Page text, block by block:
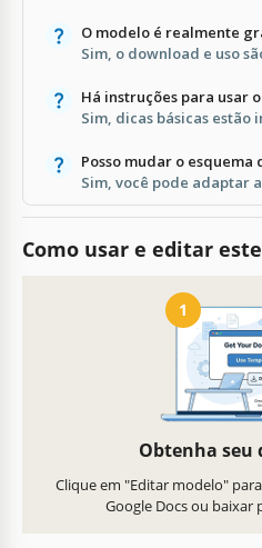
O modelo é realmente
Sim, o download e uso
Há instruções para usar
Sim, dicas básicas estão
Posso mudar o esquema
Sim, você pode adaptar
Como usar e editar
1
Obtenha seu
Clique em "Editar modelo"
Google Docs ou baixar